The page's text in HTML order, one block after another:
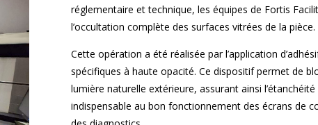
réglementaire et technique, les équipes de Fortis
l’occultation complète des surfaces vitrées de la pièce.
Cette opération a été réalisée par l’application
spécifiques à haute opacité. Ce dispositif permet de
lumière naturelle extérieure, assurant ainsi
indispensable au bon fonctionnement des écrans de